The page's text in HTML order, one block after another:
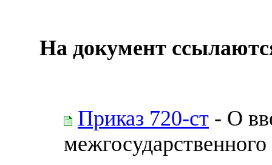
На документ
Приказ 720-ст - О
межгосударственного